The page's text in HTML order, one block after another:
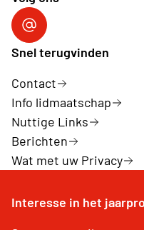
Volg ons op Facebook
Snel terugvinden
Contact
Info lidmaatschap
Nuttige Links
Berichten
Wat met uw Privacy
Interesse in het